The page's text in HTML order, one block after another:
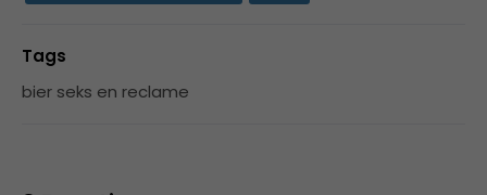
Tags
bier seks en reclame